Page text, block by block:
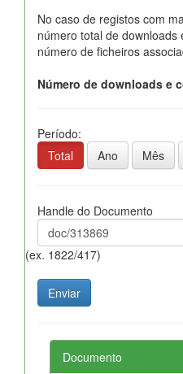
No caso de registos com
número total de downloads
número de ficheiros
Número de downloads e
Período:
Total
Ano Mês
Handle do Documento
(ex. 1822/417)
Documento